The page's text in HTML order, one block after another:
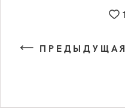
ПРЕДЫДУЩАЯ